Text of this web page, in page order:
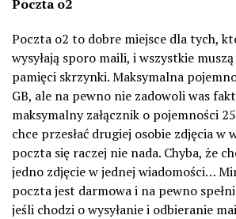
Poczta o2
Poczta o2 to dobre miejsce dla tych,
wysyłają sporo maili, i wszystkie
pamięci skrzynki. Maksymalna
GB, ale na pewno nie zadowoli was
maksymalny załącznik o pojemności
chce przesłać drugiej osobie zdjęcia w
poczta się raczej nie nada. Chyba, że
jedno zdjęcie w jednej wiadomości…
poczta jest darmowa i na pewno
jeśli chodzi o wysyłanie i odbieranie